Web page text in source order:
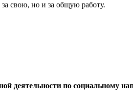
свою, но и за общую работу.
деятельности по социальному